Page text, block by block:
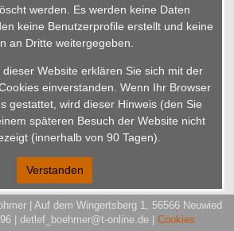
werden. Es werden keine Daten
keine Benutzerprofile erstellt und keine
an Dritte weitergegeben.
Website erklären Sie sich mit der
einverstanden. Wenn Ihr Browser
gestattet, wird dieser Hinweis (den Sie
späteren Besuch der Website nicht
(innerhalb von 90 Tagen).
Verstanden
| Auf dem Wingertsberg 1, 56566 Neuwied
| detlef_boehmer@t-online.de
Cookies